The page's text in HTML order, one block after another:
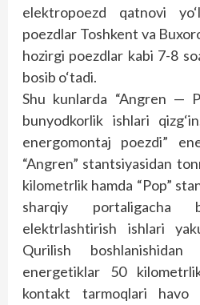
elektropoezd qatnovi
poezdlar Toshkent va
hozirgi poezdlar kabi 7-8
bosib o‘tadi.
Shu kunlarda “Angren —
bunyodkorlik ishlari
energomontaj poezdi”
“Angren” stantsiyasidan
kilometrlik hamda “Pop”
sharqiy portaligacha
elektrlashtirish ishlari
Qurilish
energetiklar 50
kontakt tarmoqlari havo